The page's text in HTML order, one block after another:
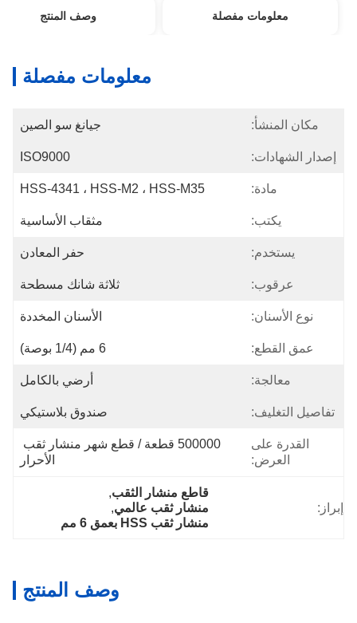
معلومات مفصلة وصف المنتج
معلومات مفصلة
مكان المنشأ: جيانغ سو الصين
إصدار الشهادات: ISO9000
مادة: HSS-4341 ، HSS-M2 ، HSS-M35
يكتب: مثقاب الأساسية
يستخدم: حفر المعادن
عرقوب: ثلاثة شانك مسطحة
نوع الأسنان: الأسنان المخددة
عمق القطع: 6 مم (1/4 بوصة)
معالجة: أرضي بالكامل
تفاصيل التغليف: صندوق بلاستيكي
القدرة على
العرض:
500000 قطعة / قطع شهر منشار ثقب
الأحرار
إبراز:
قاطع منشار الثقب,
منشار ثقب عالمي ,
منشار ثقب HSS بعمق 6 مم
وصف المنتج